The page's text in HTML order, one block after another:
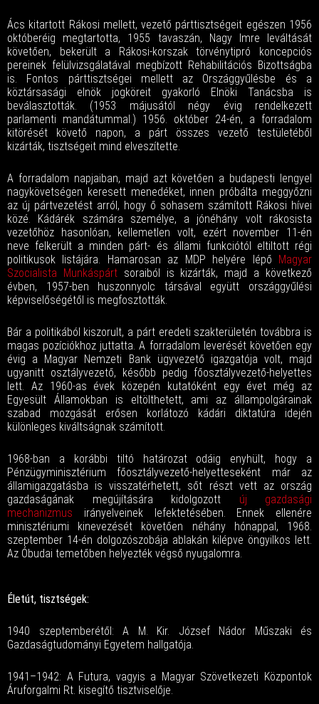
Ács kitartott Rákosi mellett, vezető párttisztségeit egészen 1956
októberéig megtartotta, 1955 tavaszán, Nagy Imre leváltását
követően, bekerült a Rákosi-korszak törvénytipró koncepciós
pereinek felülvizsgálatával megbízott Rehabilitációs Bizottságba
is. Fontos párttisztségei mellett az Országgyűlésbe és a
köztársasági elnök jogköreit gyakorló Elnöki Tanácsba is
beválasztották. (1953 májusától négy évig rendelkezett
parlamenti mandátummal.) 1956. október 24-én, a forradalom
kitörését követő napon, a párt összes vezető testületéből
kizárták, tisztségeit mind elveszítette.
A forradalom napjaiban, majd azt követően a budapesti lengyel
nagykövetségen keresett menedéket, innen próbálta meggyőzni
az új pártvezetést arról, hogy ő sohasem számított Rákosi hívei
közé. Kádárék számára személye, a jónéhány volt rákosista
vezetőhöz hasonlóan, kellemetlen volt, ezért november 11-én
neve felkerült a minden párt- és állami funkciótól eltiltott régi
politikusok listájára. Hamarosan az MDP helyére lépő Magyar
Szocialista Munkáspártsoraiból is kizárták, majd a következő
évben, 1957-ben huszonnyolc társával együtt országgyűlési
képviselőségétől is megfosztották.
Bár a politikából kiszorult, a párt eredeti szakterületén továbbra is
magas pozíciókhoz juttatta. A forradalom leverését követően egy
évig a Magyar Nemzeti Bank ügyvezető igazgatója volt, majd
ugyanitt osztályvezető, később pedig főosztályvezető-helyettes
lett. Az 1960-as évek közepén kutatóként egy évet még az
Egyesült Államokban is eltölthetett, ami az állampolgárainak
szabad mozgását erősen korlátozó kádári diktatúra idején
különleges kiváltságnak számított.
1968-ban a korábbi tiltó határozat odáig enyhült, hogy a
Pénzügyminisztérium főosztályvezető-helyetteseként már az
államigazgatásba is visszatérhetett, sőt részt vett az ország
gazdaságának megújítására kidolgozott új gazdasági
mechanizmus irányelveinek lefektetésében. Ennek ellenére
minisztériumi kinevezését követően néhány hónappal, 1968.
szeptember 14-én dolgozószobája ablakán kilépve öngyilkos lett.
Az Óbudai temetőben helyezték végső nyugalomra.
Életút, tisztségek:
1940 szeptemberétől: A M. Kir. József Nádor Műszaki és
Gazdaságtudományi Egyetem hallgatója.
1941–1942: A Futura, vagyis a Magyar Szövetkezeti Központok
Áruforgalmi Rt. kisegítő tisztviselője.